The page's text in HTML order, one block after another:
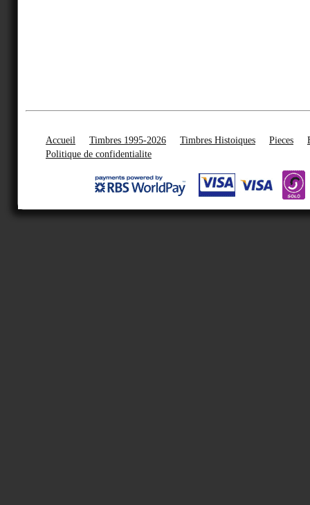
Accueil Timbres 1995-2026 Timbres Histoiques Pieces
Politique de confidentialite